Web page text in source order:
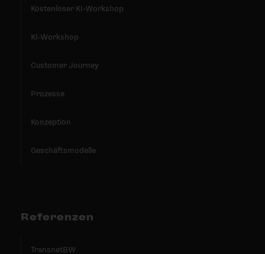
Kostenloser KI-Workshop
KI-Workshop
Customer Journey
Prozesse
Konzeption
Geschäftsmodelle
Referenzen
TransnetBW